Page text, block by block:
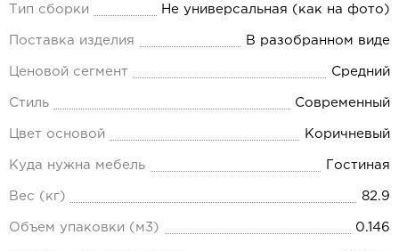
Тип сборки Не универсальная (как на фото)
Поставка изделия В разобранном виде
Ценовой сегмент Средний
Стиль Современный
Цвет основой Коричневый
Куда нужна мебель Гостиная
Вес (кг) 82.9
Объем упаковки (м3) 0.146